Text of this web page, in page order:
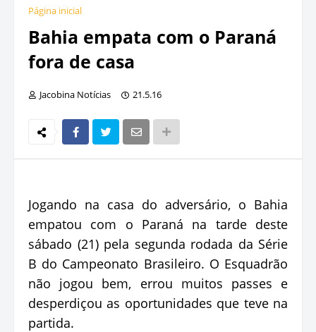
Página inicial
Bahia empata com o Paraná
fora de casa
Jacobina Notícias 21.5.16
Jogando na casa do adversário, o Bahia
empatou com o Paraná na tarde deste
sábado (21) pela segunda rodada da Série
B do Campeonato Brasileiro. O Esquadrão
não jogou bem, errou muitos passes e
desperdiçou as oportunidades que teve na
partida.